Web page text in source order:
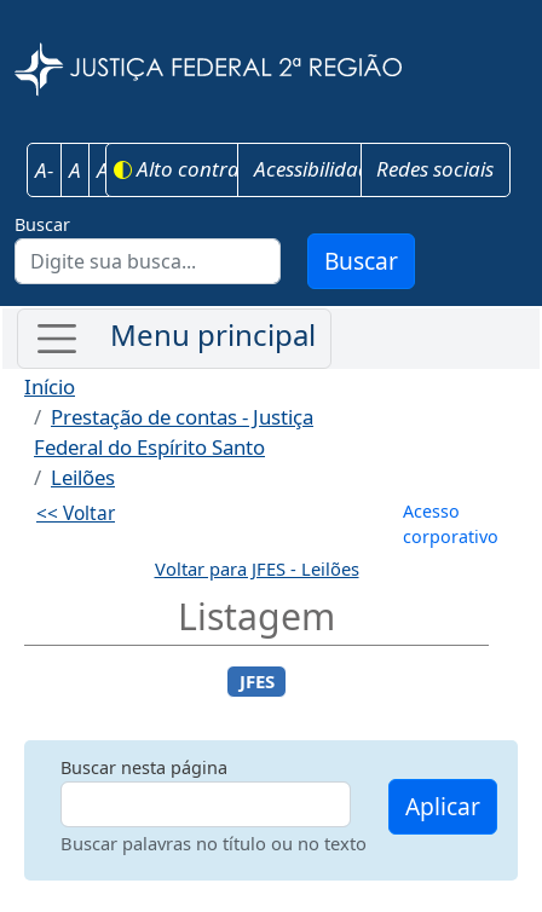
A- A A+ Alto contrasteAcessibilidadeRedes sociais
Buscar
Buscar
Início
Prestação de contas - Justiça
Federal do Espírito Santo
Leilões
<< Voltar Menu de
Acesso
corporativo
Voltar para JFES - Leilões
Listagem
JFES
Buscar nesta página
Buscar palavras no título ou no texto
Aplicar